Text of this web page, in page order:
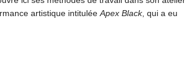
artistique intituléeApex Black, qui a eu